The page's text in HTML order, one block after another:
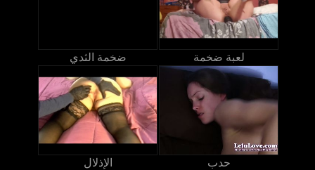
ضخمة الثدي لعبة ضخمة
الإذلال حدب